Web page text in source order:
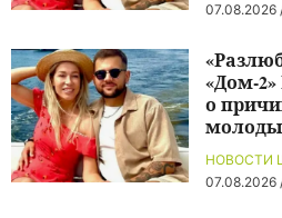
07.08.2026
НОВОСТИ
07.08.2026
«Дом-
о